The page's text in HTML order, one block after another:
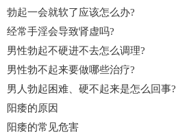
勃起一会就软了应该怎么办?
经常手淫会导致肾虚吗?
男性勃起不硬进不去怎么调理?
男性勃不起来要做哪些治疗?
男人勃起困难、硬不起来是怎么回事?
阳痿的原因
阳痿的常见危害